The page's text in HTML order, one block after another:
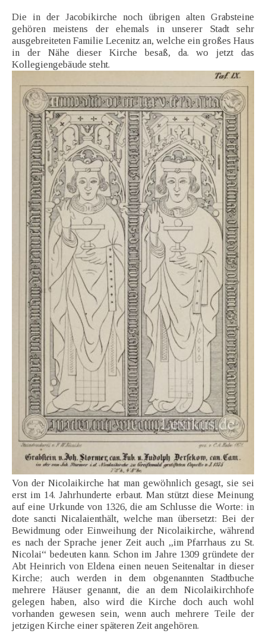
Die in der Jacobikirche noch übrigen alten Grabsteine
gehören meistens der ehemals in unserer Stadt sehr
ausgebreiteten Familie Lecenitz an, welche ein großes Haus
in der Nähe dieser Kirche besaß, da. wo jetzt das
Kollegiengebäude steht.
Von der Nicolaikirche hat man gewöhnlich gesagt, sie sei
erst im 14. Jahrhunderte erbaut. Man stützt diese Meinung
auf eine Urkunde von 1326, die am Schlusse die Worte: in
dote sancti Nicalaienthält, welche man übersetzt: Bei der
Bewidmung oder Einweihung der Nicolaikirche, während
es nach der Sprache jener Zeit auch „im Pfarrhaus zu St.
Nicolai“ bedeuten kann. Schon im Jahre 1309 gründete der
Abt Heinrich von Eldena einen neuen Seitenaltar in dieser
Kirche; auch werden in dem obgenannten Stadtbuche
mehrere Häuser genannt, die an dem Nicolaikirchhofe
gelegen haben, also wird die Kirche doch auch wohl
vorhanden gewesen sein, wenn auch mehrere Teile der
jetzigen Kirche einer späteren Zeit angehören.